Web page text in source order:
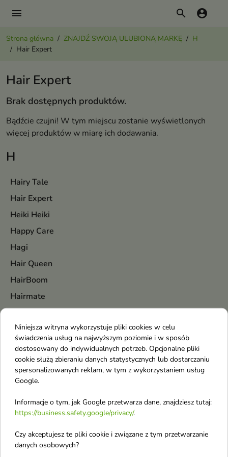
menu search account_circle
Strona główna ZNAJDŹ SWOJĄ ULUBIONĄ MARKĘ
H
Hair Expert
H
Hairy Tale
Hair Expert
Heiki Heiki
Happy Care
Hagi
Hair Queen
HairBoom
Hairmate
Halloween
HanGlow
Hanskin
Haruharu Wonder
Herbaria
Heveblue
Hair Expert
Brak dostępnych produktów.
Bądźcie czujni! W tym miejscu zostanie wyświetlonych
więcej produktów w miarę ich dodawania.
Niniejsza witryna wykorzystuje pliki cookies w celu
świadczenia usług na najwyższym poziomie i w sposób
dostosowany do indywidualnych potrzeb. Opcjonalne pliki
cookie służą zbieraniu danych statystycznych lub dostarczaniu
spersonalizowanych reklam, w tym z wykorzystaniem usług
Google.
Informacje o tym, jak Google przetwarza dane, znajdziesz tutaj:
https://business.safety.google/privacy/.
Czy akceptujesz te pliki cookie i związane z tym przetwarzanie
danych osobowych?